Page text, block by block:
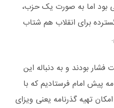
بود اما به صورت یک حزب،
برای انقلاب هم شتاب
بودند و به دنباله این
پیش امام فرستادیم که با
تهیه گذرنامه یعنی ویزای